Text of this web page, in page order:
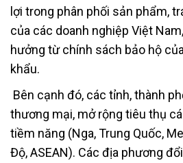
lợi trong phân phối sản phẩm,
của các doanh nghiệp Việt
hưởng từ chính sách bảo hộ
khẩu.
Bên cạnh đó, các tỉnh, thành
thương mại, mở rộng tiêu thụ
tiềm năng (Nga, Trung Quốc,
Độ, ASEAN). Các địa phương